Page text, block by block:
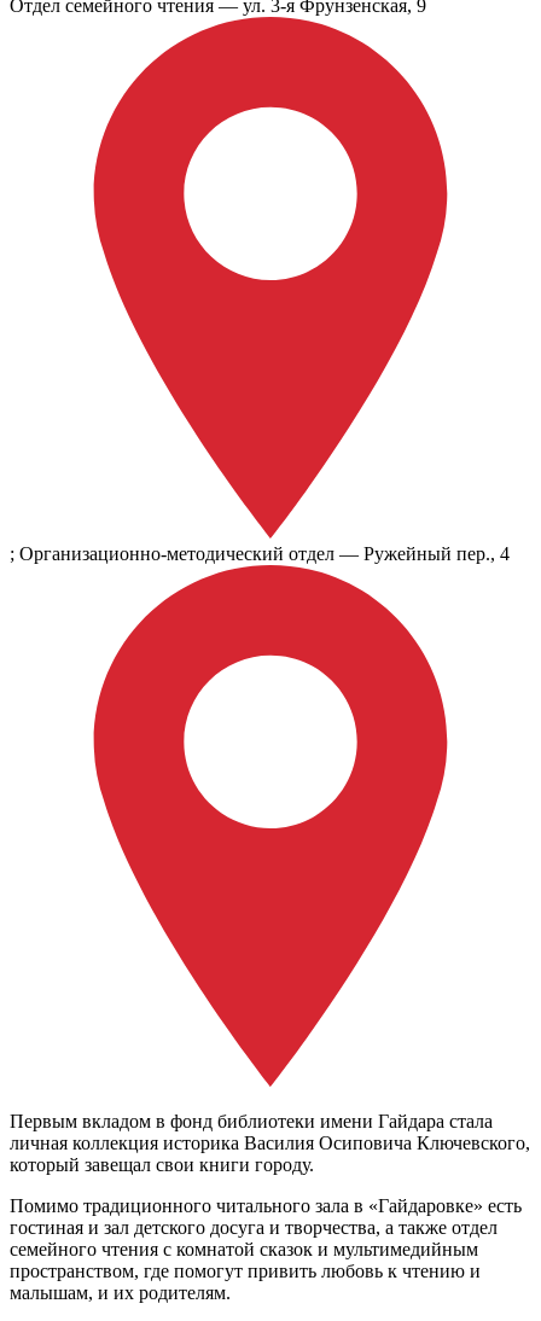
Отдел семейного чтения — ул. 3-я Фрунзенская, 9
; Организационно-методический отдел — Ружейный пер., 4
Первым вкладом в фонд библиотеки имени Гайдара стала
личная коллекция историка Василия Осиповича Ключевского,
который завещал свои книги городу.
Помимо традиционного читального зала в «Гайдаровке» есть
гостиная и зал детского досуга и творчества, а также отдел
семейного чтения с комнатой сказок и мультимедийным
пространством, где помогут привить любовь к чтению и
малышам, и их родителям.